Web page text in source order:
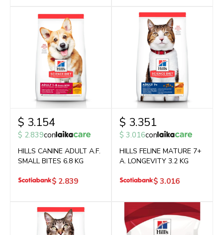
$ 3.154
$ 2.839con
HILLS CANINE ADULT A.F.
SMALL BITES 6.8 KG
$ 2.839
$ 3.351
$ 3.016con
HILLS FELINE MATURE 7+
A. LONGEVITY 3.2 KG
$ 3.016